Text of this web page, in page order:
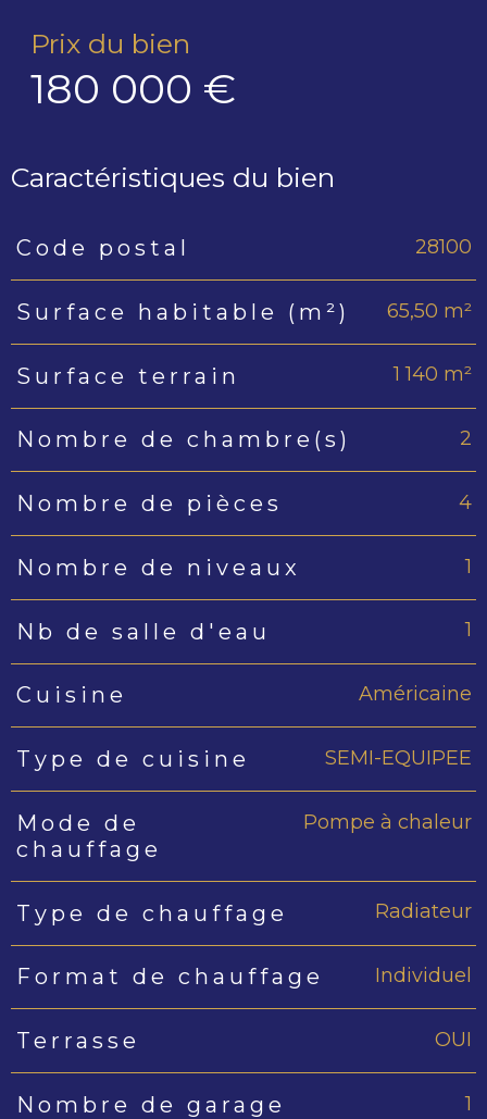
Prix du bien
180 000 €
Caractéristiques du bien
Caractéristiques
Code postal 28100
Surface habitable (m²) 65,50 m²
Surface terrain 1 140 m²
Nombre de chambre(s) 2
Nombre de pièces 4
Nombre de niveaux 1
Nb de salle d'eau 1
Cuisine Américaine
Type de cuisine SEMI-EQUIPEE
Mode de
chauffage
Pompe à chaleur
Type de chauffage Radiateur
Format de chauffage Individuel
Terrasse OUI
Nombre de garage 1